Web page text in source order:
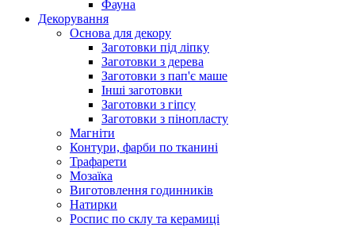
Фауна
Декорування
Основа для декору
Заготовки під ліпку
Заготовки з дерева
Заготовки з пап'є маше
Інші заготовки
Заготовки з гіпсу
Заготовки з пінопласту
Магніти
Контури, фарби по тканині
Трафарети
Мозаїка
Виготовлення годинників
Натирки
Роспис по склу та керамиці